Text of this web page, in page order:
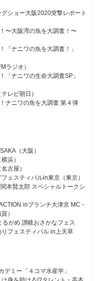
ショー大阪2020突撃レポート
〜大阪湾の魚を大調査！〜
「ナニワの魚を大調査！」
ラジオ）
「ナニワの生命大調査SP」
レビ朝日）
ナニワの魚を大調査 第４弾
（大阪）
浜）
古屋）
ェスティバルin東京（東京）
本賢太郎 スペシャルトークシ
inブランチ大津京 MC・
）
がめ 讃岐おさかなフェス
フェスティバル in上天草
デミー「４コマ水産学」